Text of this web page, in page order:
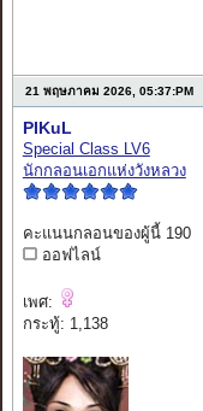
21 พฤษภาคม 2026, 05:37:PM
PIKuL
Special Class LV6
นักกลอนเอกแห่งวังหลวง
คะแนนกลอนของผู้นี้ 190
ออฟไลน์
เพศ:
กระทู้: 1,138